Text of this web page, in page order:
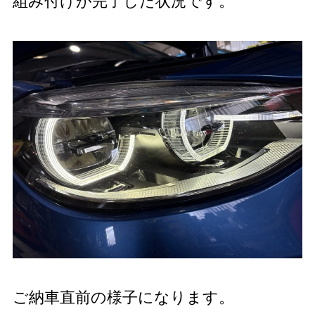
ご納車直前の様子になります。